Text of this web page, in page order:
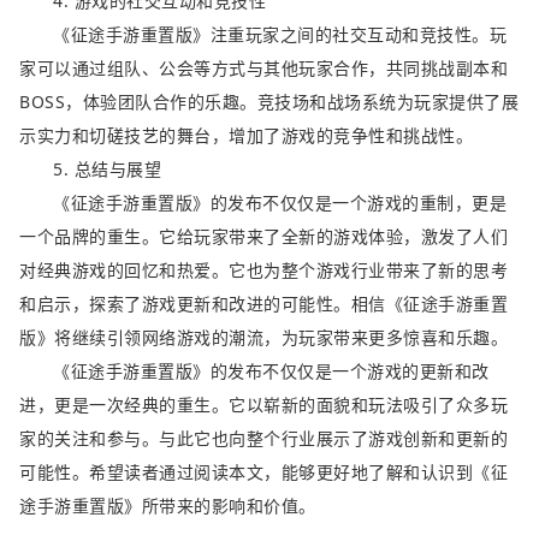
《征途手游重置版》注重玩家之间的社交互动和竞技性。玩
家可以通过组队、公会等方式与其他玩家合作，共同挑战副本和
BOSS，体验团队合作的乐趣。竞技场和战场系统为玩家提供了展
示实力和切磋技艺的舞台，增加了游戏的竞争性和挑战性。
5. 总结与展望
《征途手游重置版》的发布不仅仅是一个游戏的重制，更是
一个品牌的重生。它给玩家带来了全新的游戏体验，激发了人们
对经典游戏的回忆和热爱。它也为整个游戏行业带来了新的思考
和启示，探索了游戏更新和改进的可能性。相信《征途手游重置
版》将继续引领网络游戏的潮流，为玩家带来更多惊喜和乐趣。
《征途手游重置版》的发布不仅仅是一个游戏的更新和改
进，更是一次经典的重生。它以崭新的面貌和玩法吸引了众多玩
家的关注和参与。与此它也向整个行业展示了游戏创新和更新的
可能性。希望读者通过阅读本文，能够更好地了解和认识到《征
途手游重置版》所带来的影响和价值。